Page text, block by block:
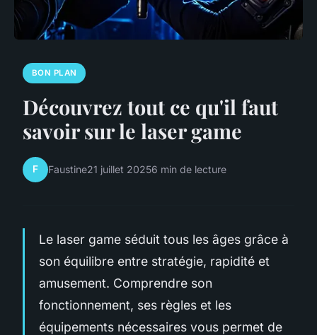
BON PLAN
Découvrez tout ce qu'il faut
savoir sur le laser game
F Faustine21 juillet 20256 min de lecture
Le laser game séduit tous les âges grâce à
son équilibre entre stratégie, rapidité et
amusement. Comprendre son
fonctionnement, ses règles et les
équipements nécessaires vous permet de